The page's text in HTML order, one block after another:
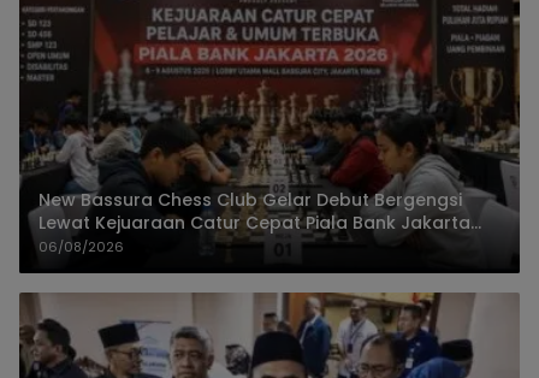
New Bassura Chess Club Gelar Debut Bergengsi
Lewat Kejuaraan Catur Cepat Piala Bank Jakarta
2026
06/08/2026